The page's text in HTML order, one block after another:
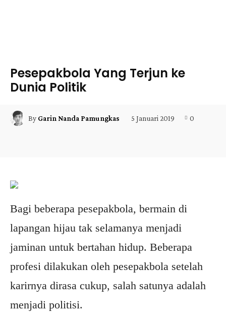
Pesepakbola Yang Terjun ke
Dunia Politik
By Garin Nanda Pamungkas 5 Januari 2019 0
Bagi beberapa pesepakbola, bermain di
lapangan hijau tak selamanya menjadi
jaminan untuk bertahan hidup. Beberapa
profesi dilakukan oleh pesepakbola setelah
karirnya dirasa cukup, salah satunya adalah
menjadi politisi.